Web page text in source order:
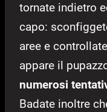
tornate indietro
capo:
aree e
appare il
numerosi
Badate inoltre